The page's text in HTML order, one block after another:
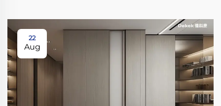
22
Aug